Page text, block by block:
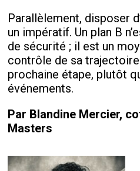
Parallèlement, disposer
un impératif. Un plan B
de sécurité ; il est un
contrôle de sa
prochaine étape, plutôt
événements.
Par Blandine Mercier,
Masters